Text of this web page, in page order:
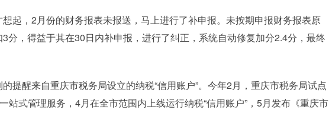
起，2月份的财务报表未报送，马上进行了补申报。未按期申报财务报表原
分，得益于其在30日内补申报，进行了纠正，系统自动修复加分2.4分，最终
提醒来自重庆市税务局设立的纳税“信用账户”。今年2月，重庆市税务局试点
站式管理服务，4月在全市范围内上线运行纳税“信用账户”，5月发布《重庆市